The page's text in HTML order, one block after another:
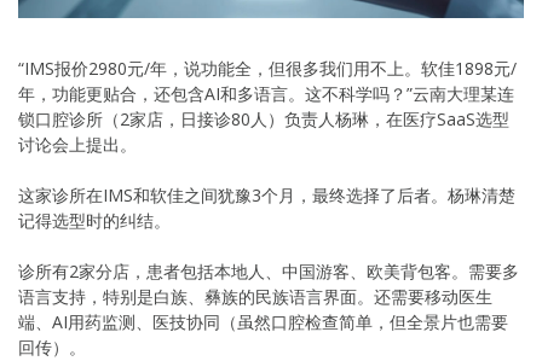
“IMS报价2980元/年，说功能全，但很多我们用不上。软佳1898元/
年，功能更贴合，还包含AI和多语言。这不科学吗？”云南大理某连
锁口腔诊所（2家店，日接诊80人）负责人杨琳，在医疗SaaS选型
讨论会上提出。
这家诊所在IMS和软佳之间犹豫3个月，最终选择了后者。杨琳清楚
记得选型时的纠结。
诊所有2家分店，患者包括本地人、中国游客、欧美背包客。需要多
语言支持，特别是白族、彝族的民族语言界面。还需要移动医生
端、AI用药监测、医技协同（虽然口腔检查简单，但全景片也需要
回传）。